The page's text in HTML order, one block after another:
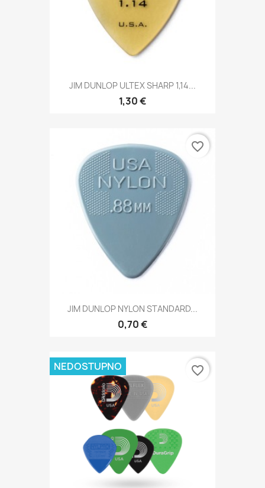
JIM DUNLOP ULTEX SHARP 1,14...
1,30 €
JIM DUNLOP NYLON STANDARD...
0,70 €
favorite_border
NEDOSTUPNO favorite_border